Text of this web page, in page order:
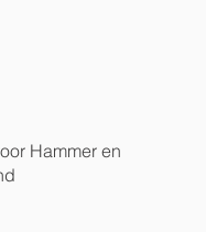
Hammer en